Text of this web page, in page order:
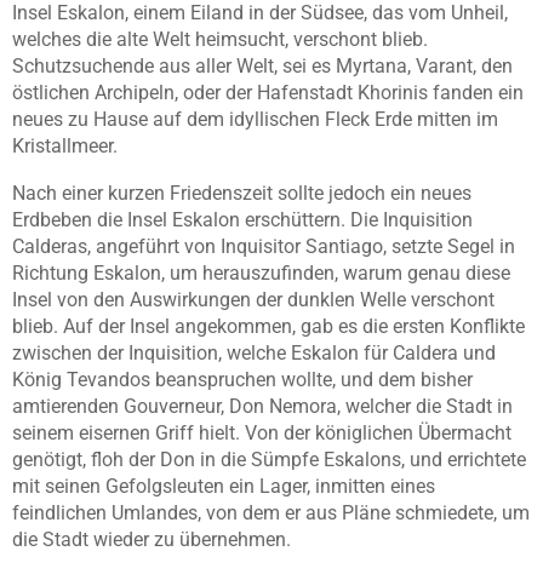
Insel Eskalon, einem Eiland in der Südsee, das vom Unheil,
welches die alte Welt heimsucht, verschont blieb.
Schutzsuchende aus aller Welt, sei es Myrtana, Varant, den
östlichen Archipeln, oder der Hafenstadt Khorinis fanden ein
neues zu Hause auf dem idyllischen Fleck Erde mitten im
Kristallmeer.
Nach einer kurzen Friedenszeit sollte jedoch ein neues
Erdbeben die Insel Eskalon erschüttern. Die Inquisition
Calderas, angeführt von Inquisitor Santiago, setzte Segel in
Richtung Eskalon, um herauszufinden, warum genau diese
Insel von den Auswirkungen der dunklen Welle verschont
blieb. Auf der Insel angekommen, gab es die ersten Konflikte
zwischen der Inquisition, welche Eskalon für Caldera und
König Tevandos beanspruchen wollte, und dem bisher
amtierenden Gouverneur, Don Nemora, welcher die Stadt in
seinem eisernen Griff hielt. Von der königlichen Übermacht
genötigt, floh der Don in die Sümpfe Eskalons, und errichtete
mit seinen Gefolgsleuten ein Lager, inmitten eines
feindlichen Umlandes, von dem er aus Pläne schmiedete, um
die Stadt wieder zu übernehmen.